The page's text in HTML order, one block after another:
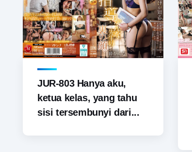
JUR-803 Hanya aku,
ketua kelas, yang tahu
sisi tersembunyi dari...